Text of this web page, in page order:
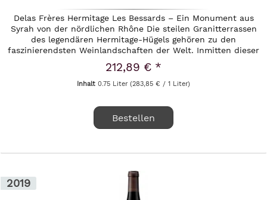
Delas Frères Hermitage Les Bessards – Ein Monument aus
Syrah von der nördlichen Rhône Die steilen Granitterrassen
des legendären Hermitage-Hügels gehören zu den
faszinierendsten Weinlandschaften der Welt. Inmitten dieser
majestätischen...
212,89 € *
Inhalt0.75 Liter(283,85 € / 1 Liter)
Bestellen
2019